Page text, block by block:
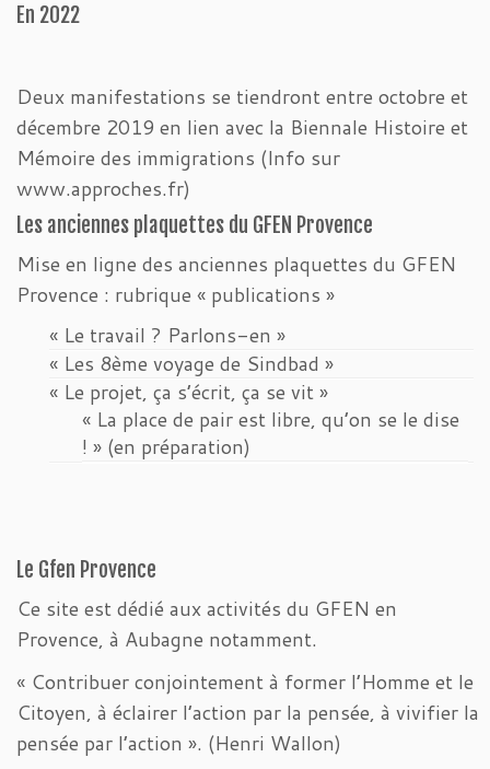
En 2022
Deux manifestations se tiendront entre octobre et
décembre 2019 en lien avec la Biennale Histoire et
Mémoire des immigrations (Info sur
www.approches.fr)
Les anciennes plaquettes du GFEN Provence
Mise en ligne des anciennes plaquettes du GFEN
Provence : rubrique « publications »
« Le travail ? Parlons-en »
« Les 8ème voyage de Sindbad »
« Le projet, ça s’écrit, ça se vit »
« La place de pair est libre, qu’on se le dise
! » (en préparation)
Le Gfen Provence
Ce site est dédié aux activités du GFEN en
Provence, à Aubagne notamment.
« Contribuer conjointement à former l’Homme et le
Citoyen, à éclairer l’action par la pensée, à vivifier la
pensée par l’action ». (Henri Wallon)